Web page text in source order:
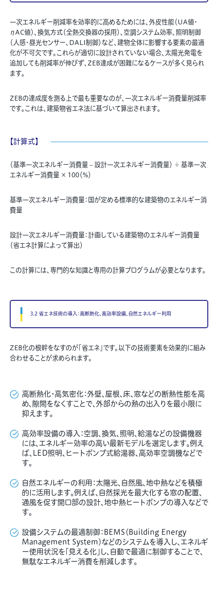
一次エネルギー削減率を効率的に高めるためには、外皮性能（UA値・
ηAC値）、換気方式（全熱交換器の採用）、空調システム効率、照明制御
（人感・昼光センサー、DALI制御）など、建物全体に影響する要素の最適
化が不可欠です。これらが適切に設計されていない場合、太陽光発電を
追加しても削減率が伸びず、ZEB達成が困難になるケースが多く見られ
ます。
ZEBの達成度を測る上で最も重要なのが、一次エネルギー消費量削減率
です。これは、建築物省エネ法に基づいて算出されます。
【計算式】
（基準一次エネルギー消費量 – 設計一次エネルギー消費量） ÷ 基準一次
エネルギー消費量 × 100（%）
基準一次エネルギー消費量：国が定める標準的な建築物のエネルギー消
費量
設計一次エネルギー消費量：計画している建築物のエネルギー消費量
（省エネ計算によって算出）
この計算には、専門的な知識と専用の計算プログラムが必要となります。
3.2 省エネ技術の導入：高断熱化、高効率設備、自然エネルギー利用
ZEB化の根幹をなすのが「省エネ」です。以下の技術要素を効果的に組み
合わせることが求められます。
高断熱化・高気密化：外壁、屋根、床、窓などの断熱性能を高
め、隙間をなくすことで、外部からの熱の出入りを最小限に
抑えます。
高効率設備の導入：空調、換気、照明、給湯などの設備機器
には、エネルギー効率の高い最新モデルを選定します。例え
ば、LED照明、ヒートポンプ式給湯器、高効率空調機などで
す。
自然エネルギーの利用：太陽光、自然風、地中熱などを積極
的に活用します。例えば、自然採光を最大化する窓の配置、
通風を促す開口部の設計、地中熱ヒートポンプの導入などで
す。
設備システムの最適制御：BEMS（Building Energy
Management System）などのシステムを導入し、エネルギ
ー使用状況を「見える化」し、自動で最適に制御することで、
無駄なエネルギー消費を削減します。